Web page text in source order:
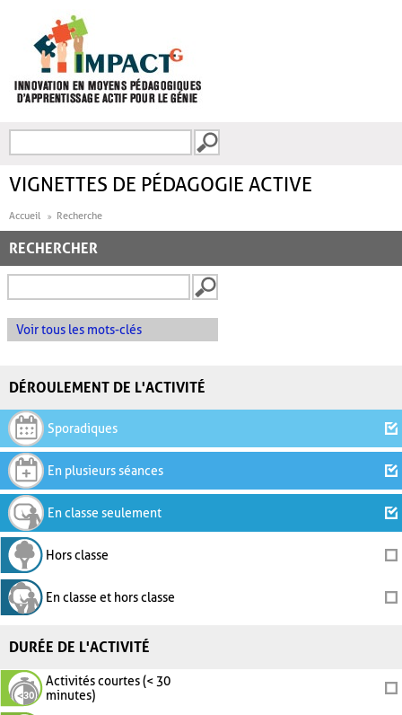
FORMULAIRE DE
VIGNETTES DE PÉDAGOGIE ACTIVE
Accueil Recherche
RECHERCHER
Voir tous les mots-clés
DÉROULEMENT DE L'ACTIVITÉ
Sporadiques
En plusieurs séances
En classe seulement
Hors classe
En classe et hors classe
DURÉE DE L'ACTIVITÉ
Activités courtes (< 30
minutes)